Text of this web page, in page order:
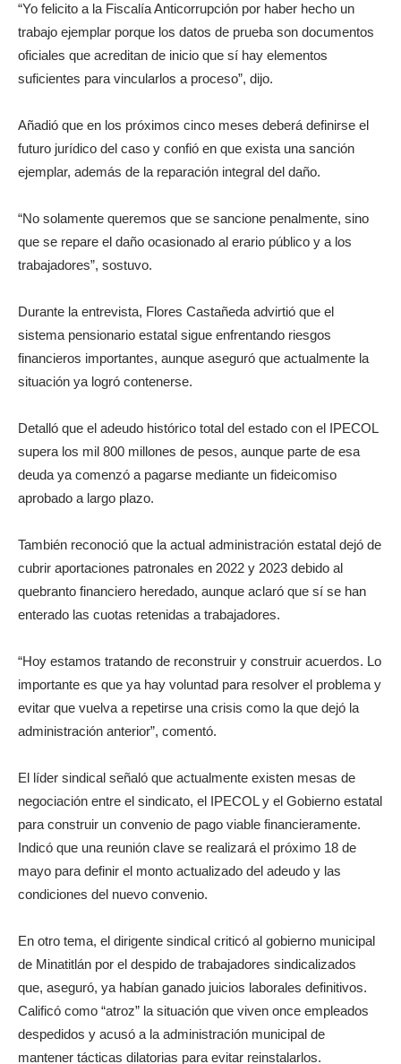
“Yo felicito a la Fiscalía Anticorrupción por haber hecho un
trabajo ejemplar porque los datos de prueba son documentos
oficiales que acreditan de inicio que sí hay elementos
suficientes para vincularlos a proceso”, dijo.
Añadió que en los próximos cinco meses deberá definirse el
futuro jurídico del caso y confió en que exista una sanción
ejemplar, además de la reparación integral del daño.
“No solamente queremos que se sancione penalmente, sino
que se repare el daño ocasionado al erario público y a los
trabajadores”, sostuvo.
Durante la entrevista, Flores Castañeda advirtió que el
sistema pensionario estatal sigue enfrentando riesgos
financieros importantes, aunque aseguró que actualmente la
situación ya logró contenerse.
Detalló que el adeudo histórico total del estado con el IPECOL
supera los mil 800 millones de pesos, aunque parte de esa
deuda ya comenzó a pagarse mediante un fideicomiso
aprobado a largo plazo.
También reconoció que la actual administración estatal dejó de
cubrir aportaciones patronales en 2022 y 2023 debido al
quebranto financiero heredado, aunque aclaró que sí se han
enterado las cuotas retenidas a trabajadores.
“Hoy estamos tratando de reconstruir y construir acuerdos. Lo
importante es que ya hay voluntad para resolver el problema y
evitar que vuelva a repetirse una crisis como la que dejó la
administración anterior”, comentó.
El líder sindical señaló que actualmente existen mesas de
negociación entre el sindicato, el IPECOL y el Gobierno estatal
para construir un convenio de pago viable financieramente.
Indicó que una reunión clave se realizará el próximo 18 de
mayo para definir el monto actualizado del adeudo y las
condiciones del nuevo convenio.
En otro tema, el dirigente sindical criticó al gobierno municipal
de Minatitlán por el despido de trabajadores sindicalizados
que, aseguró, ya habían ganado juicios laborales definitivos.
Calificó como “atroz” la situación que viven once empleados
despedidos y acusó a la administración municipal de
mantener tácticas dilatorias para evitar reinstalarlos.